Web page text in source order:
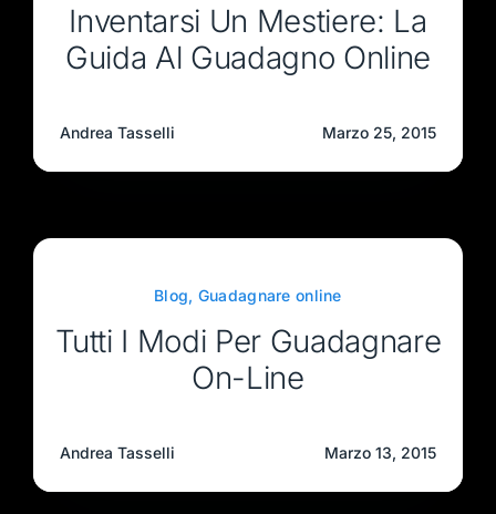
Inventarsi Un Mestiere: La
Guida Al Guadagno Online
Andrea Tasselli Marzo 25, 2015
Blog, Guadagnare online
Tutti I Modi Per Guadagnare
On-Line
Andrea Tasselli Marzo 13, 2015